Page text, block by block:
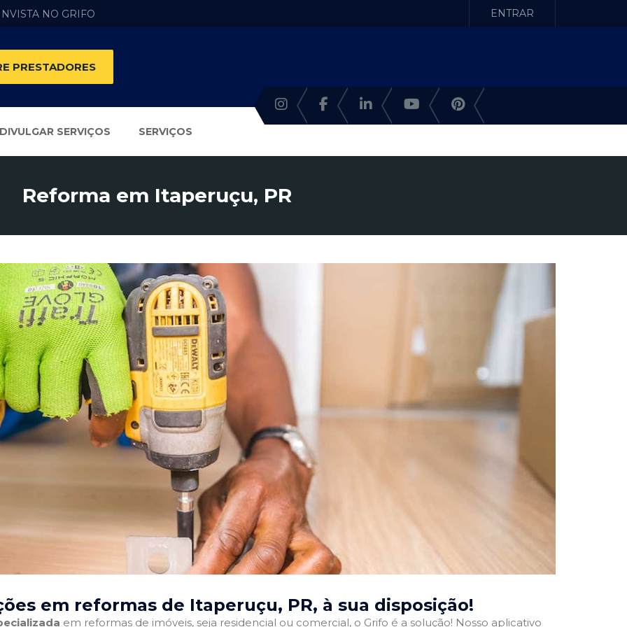
NO GRIFO ENTRAR
PRESTADORES
DIVULGAR SERVIÇOS SERVIÇOS
Reforma em Itaperuçu, PR
em reformas de Itaperuçu, PR, à sua disposição!
em reformas de imóveis, seja residencial ou comercial, o Grifo é a solução! Nosso aplicativo